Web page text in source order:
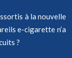
à la nouvelle
e-cigarette n’a
?